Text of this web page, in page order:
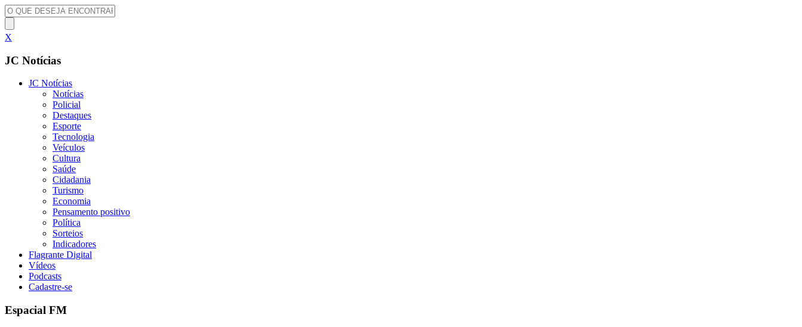
X
JC Notícias
JC Notícias
Notícias
Policial
Destaques
Esporte
Tecnologia
Veículos
Cultura
Saúde
Cidadania
Turismo
Economia
Pensamento positivo
Política
Sorteios
Indicadores
Flagrante Digital
Vídeos
Podcasts
Cadastre-se
Espacial FM